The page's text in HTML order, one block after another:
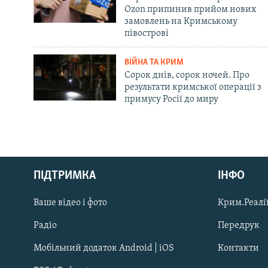
Русский
Qırımtatar
ДОЛУЧАЙСЯ!
Ozon припинив прийом нових
замовлень на Кримському
півострові
ВІЙНА ТА КРИМ
Сорок днів, сорок ночей. Про
результати кримської операції з
примусу Росії до миру
ПІДТРИМКА
Ваше відео і фото
Радіо
Мобільний додаток Android | iOS
ІНФО
Передрук
Контакти